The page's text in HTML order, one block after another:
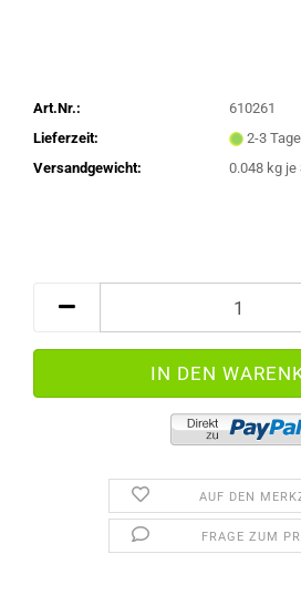
Art.Nr.:
610261
Lieferzeit:
2-3 Tage
Versandgewicht: 0.048kg je
AUF DEN
FRAGE ZUM